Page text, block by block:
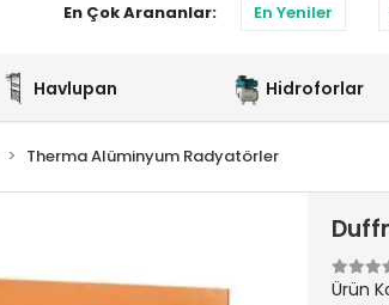
En Çok Arananlar: En Yeniler
Havlupan Hidroforlar
Therma Alüminyum Radyatörler
Ürün